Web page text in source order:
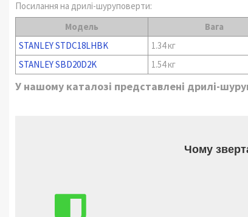
Посилання на дрилі-шуруповерти:
Модель
Вага
STANLEY STDC18LHBK
1.34 кг
STANLEY SBD20D2K
1.54 кг
У нашому каталозі представлені дрилі-
Чому